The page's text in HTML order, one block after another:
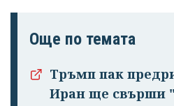
Още по темата
Тръмп пак
Иран ще свърши